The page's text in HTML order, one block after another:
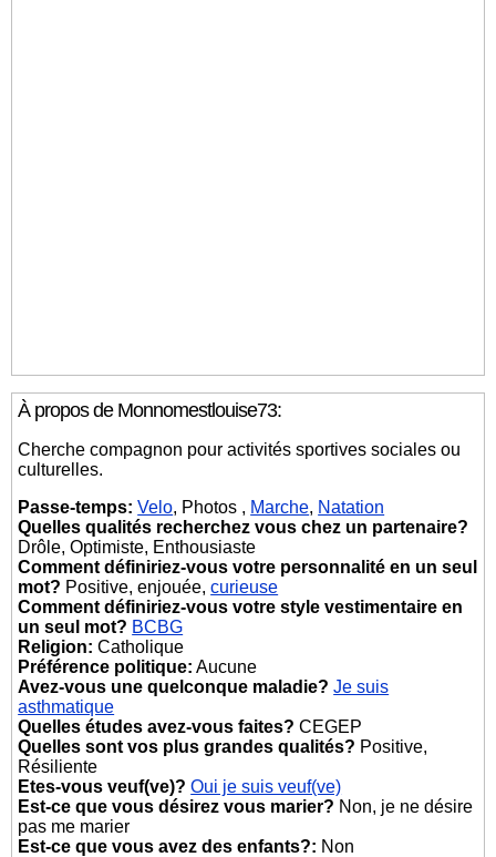
À propos de Monnomestlouise73:
Cherche compagnon pour activités sportives sociales ou
culturelles.
Passe-temps: Velo, Photos , Marche, Natation
Quelles qualités recherchez vous chez un partenaire?
Drôle, Optimiste, Enthousiaste
Comment définiriez-vous votre personnalité en un seul
mot? Positive, enjouée,curieuse
Comment définiriez-vous votre style vestimentaire en
un seul mot? BCBG
Religion: Catholique
Préférence politique: Aucune
Avez-vous une quelconque maladie? Je suis
asthmatique
Quelles études avez-vous faites? CEGEP
Quelles sont vos plus grandes qualités? Positive,
Résiliente
Etes-vous veuf(ve)? Oui je suis veuf(ve)
Est-ce que vous désirez vous marier? Non, je ne désire
pas me marier
Est-ce que vous avez des enfants?: Non